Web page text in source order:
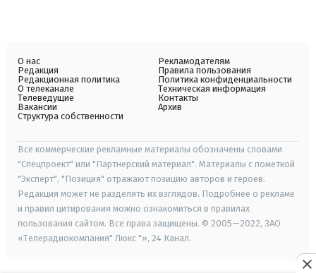
О нас
Редакция
Редакционная политика
О телеканале
Телеведущие
Вакансии
Структура собственности
Рекламодателям
Правила пользования
Политика конфиденциальности
Техническая информация
Контакты
Архив
Все коммерческие рекламные материалы обозначены словами
"Спецпроект" или "Партнерский материал". Материалы с пометкой
"Эксперт", "Позиция" отражают позицию авторов и героев.
Редакция может не разделять их взглядов. Подробнее о рекламе
и правил цитирования можно ознакомиться в правилах
пользования сайтом. Все права защищены. © 2005—2022, ЗАО
«Телерадиокомпания" Люкс "», 24 Канал.